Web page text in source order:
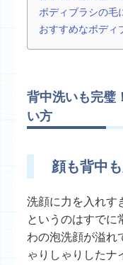
ボディブラシの毛
おすすめなボディ
背中洗いも完璧
い方
顔も背中
洗顔に力を入れす
というのはすでに
わの泡洗顔が溢れ
ゃりしゃりした